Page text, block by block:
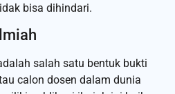
bisa dihindari.
salah satu bentuk bukti
calon dosen dalam dunia